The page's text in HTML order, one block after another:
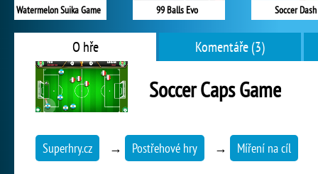
Watermelon Suika Game 99 Balls Evo Soccer Dash
O hře Komentáře (3)
Soccer Caps Game
Superhry.cz → Postřehové hry → Míření na cíl